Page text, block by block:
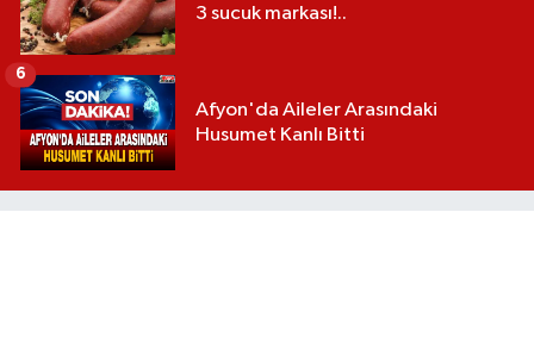
3 sucuk markası!..
Afyon'da Aileler Arasındaki
Husumet Kanlı Bitti
6